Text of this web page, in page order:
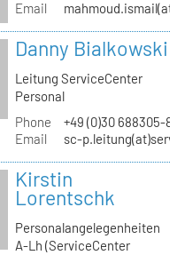
Email
Danny Bialkowski
Leitung ServiceCenter
Personal
Phone
+49 (0)30 688305-
Email
sc-
Kirstin
Lorentschk
Personalangelegenheiten
A-Lh (ServiceCenter